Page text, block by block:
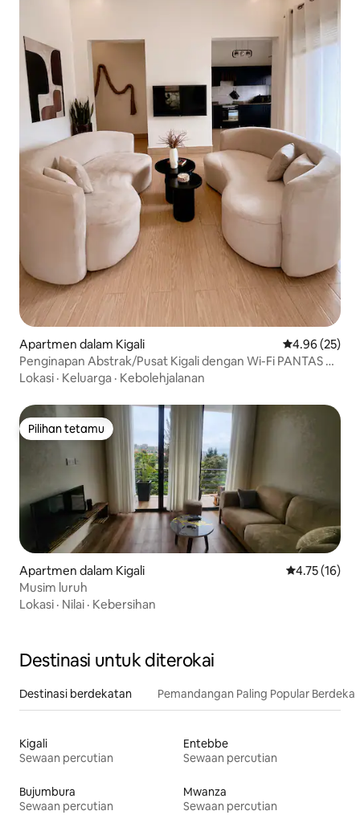
Apartmen dalam Kigali Penarafan
4.96 (25)
Penginapan Abstrak/Pusat Kigali dengan Wi-Fi PANTAS +
Patio
Lokasi · Keluarga · Kebolehjalanan
Pilihan tetamu
Pilihan tetamu
Apartmen dalam Kigali Penarafan
4.75 (16)
Musim luruh
Lokasi · Nilai · Kebersihan
Destinasi untuk diterokai
Destinasi berdekatan Pemandangan Paling Popular
Kigali
Sewaan percutian
Entebbe
Sewaan percutian
Bujumbura
Sewaan percutian
Mwanza
Sewaan percutian